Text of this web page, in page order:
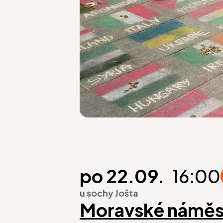
po 22.09. 16:00
u sochy Jošta
Moravské